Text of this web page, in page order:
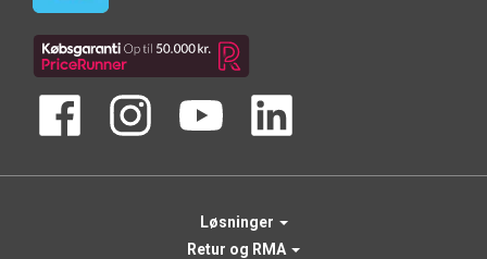
Løsninger
Retur og RMA